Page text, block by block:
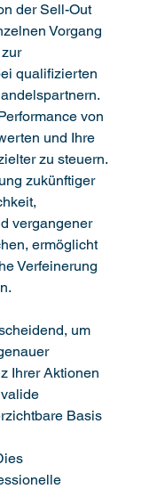
der Sell-Out
Vorgang
qualifizierten
von
und Ihre
zu steuern.
zukünftiger
vergangener
ermöglicht
Verfeinerung
um
Ihrer Aktionen
Basis